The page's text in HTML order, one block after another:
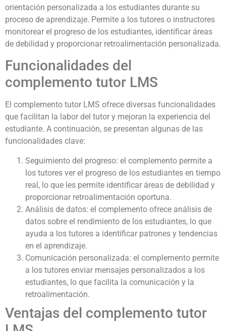
orientación personalizada a los estudiantes durante su
proceso de aprendizaje. Permite a los tutores o instructores
monitorear el progreso de los estudiantes, identificar áreas
de debilidad y proporcionar retroalimentación personalizada.
Funcionalidades del
complemento tutor LMS
El complemento tutor LMS ofrece diversas funcionalidades
que facilitan la labor del tutor y mejoran la experiencia del
estudiante. A continuación, se presentan algunas de las
funcionalidades clave:
Seguimiento del progreso: el complemento permite a
los tutores ver el progreso de los estudiantes en tiempo
real, lo que les permite identificar áreas de debilidad y
proporcionar retroalimentación oportuna.
Análisis de datos: el complemento ofrece análisis de
datos sobre el rendimiento de los estudiantes, lo que
ayuda a los tutores a identificar patrones y tendencias
en el aprendizaje.
Comunicación personalizada: el complemento permite
a los tutores enviar mensajes personalizados a los
estudiantes, lo que facilita la comunicación y la
retroalimentación.
Ventajas del complemento tutor